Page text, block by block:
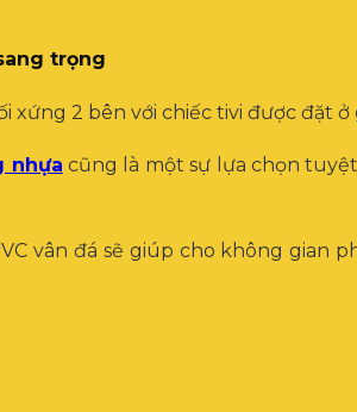
trọng
2 bên với chiếc tivi được đặt
nhựa cũng là một sự lựa chọn
vân đá sẽ giúp cho không gian